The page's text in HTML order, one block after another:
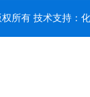
所有 技术支持：